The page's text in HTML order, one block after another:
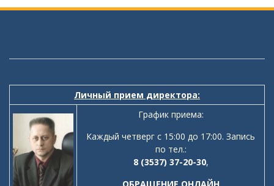
Личный прием директора:
График приема:
Каждый четверг с 15:00 до 17:00. Запись
по тел.:
8 (3537) 37-20-30,